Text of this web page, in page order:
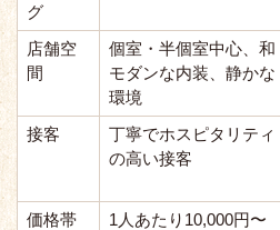
グ
店舗空
間
個室・半個室中心、和
モダンな内装、静かな
環境
接客
丁寧でホスピタリティ
の高い接客
価格帯
1人あたり10,000円〜